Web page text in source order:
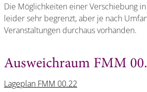
Die Möglichkeiten einer Verschiebung
leider sehr begrenzt, aber je nach
Veranstaltungen durchaus vorhanden.
Ausweichraum FMM
Lageplan FMM 00.22